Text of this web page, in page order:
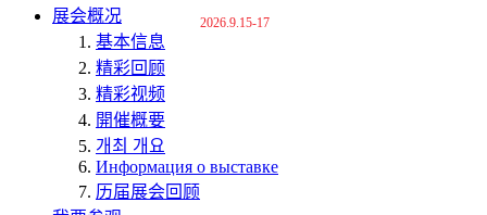
展会概况
基本信息
精彩回顾
精彩视频
開催概要
개최 개요
Информация о выставке
历届展会回顾
2026.9.15-17